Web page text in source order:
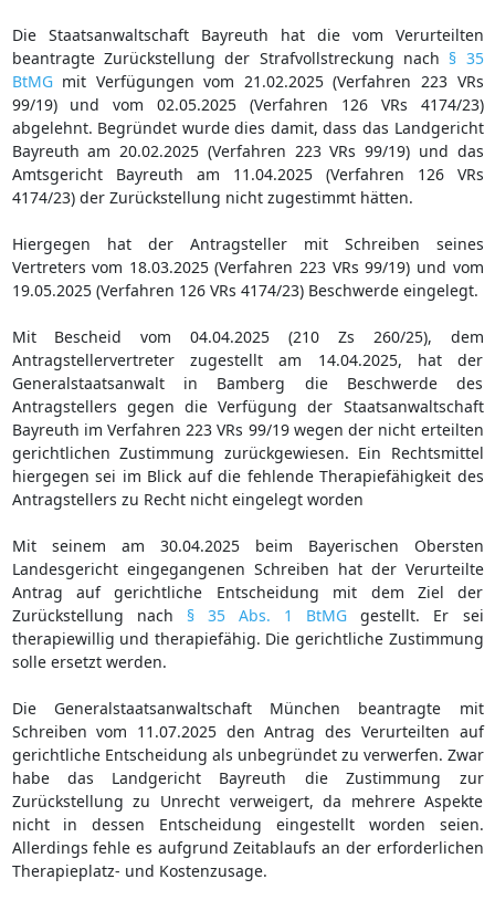
Die Staatsanwaltschaft Bayreuth hat die vom Verurteilten
beantragte Zurückstellung der Strafvollstreckung nach § 35
BtMGmit Verfügungen vom 21.02.2025 (Verfahren 223 VRs
99/19) und vom 02.05.2025 (Verfahren 126 VRs 4174/23)
abgelehnt. Begründet wurde dies damit, dass das Landgericht
Bayreuth am 20.02.2025 (Verfahren 223 VRs 99/19) und das
Amtsgericht Bayreuth am 11.04.2025 (Verfahren 126 VRs
4174/23) der Zurückstellung nicht zugestimmt hätten.
Hiergegen hat der Antragsteller mit Schreiben seines
Vertreters vom 18.03.2025 (Verfahren 223 VRs 99/19) und vom
19.05.2025 (Verfahren 126 VRs 4174/23) Beschwerde eingelegt.
Mit Bescheid vom 04.04.2025 (210 Zs 260/25), dem
Antragstellervertreter zugestellt am 14.04.2025, hat der
Generalstaatsanwalt in Bamberg die Beschwerde des
Antragstellers gegen die Verfügung der Staatsanwaltschaft
Bayreuth im Verfahren 223 VRs 99/19 wegen der nicht erteilten
gerichtlichen Zustimmung zurückgewiesen. Ein Rechtsmittel
hiergegen sei im Blick auf die fehlende Therapiefähigkeit des
Antragstellers zu Recht nicht eingelegt worden
Mit seinem am 30.04.2025 beim Bayerischen Obersten
Landesgericht eingegangenen Schreiben hat der Verurteilte
Antrag auf gerichtliche Entscheidung mit dem Ziel der
Zurückstellung nach § 35 Abs. 1 BtMG gestellt. Er sei
therapiewillig und therapiefähig. Die gerichtliche Zustimmung
solle ersetzt werden.
Die Generalstaatsanwaltschaft München beantragte mit
Schreiben vom 11.07.2025 den Antrag des Verurteilten auf
gerichtliche Entscheidung als unbegründet zu verwerfen. Zwar
habe das Landgericht Bayreuth die Zustimmung zur
Zurückstellung zu Unrecht verweigert, da mehrere Aspekte
nicht in dessen Entscheidung eingestellt worden seien.
Allerdings fehle es aufgrund Zeitablaufs an der erforderlichen
Therapieplatz- und Kostenzusage.